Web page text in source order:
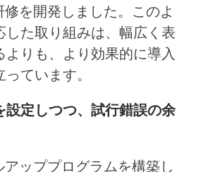
を開発しました。このよ
した取り組みは、幅広く表
りも、より効果的に導入
ています。
設定しつつ、試行錯誤の余
ッププログラムを構築し